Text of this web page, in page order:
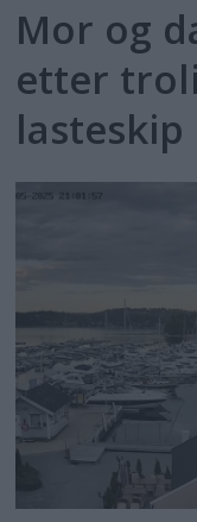
Mor og
etter
lasteskip